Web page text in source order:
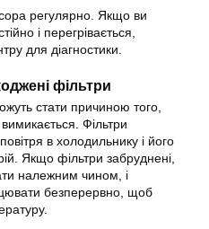
регулярно. Якщо ви
і перегрівається,
для діагностики.
фільтри
стати причиною того,
Фільтри
в холодильнику і його
Якщо фільтри забруднені,
належним чином, і
безперервно, щоб